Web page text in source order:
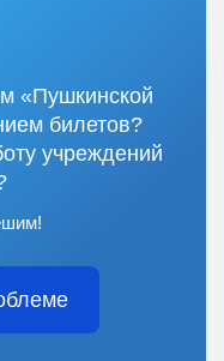
«Пушкинской
билетов?
учреждений